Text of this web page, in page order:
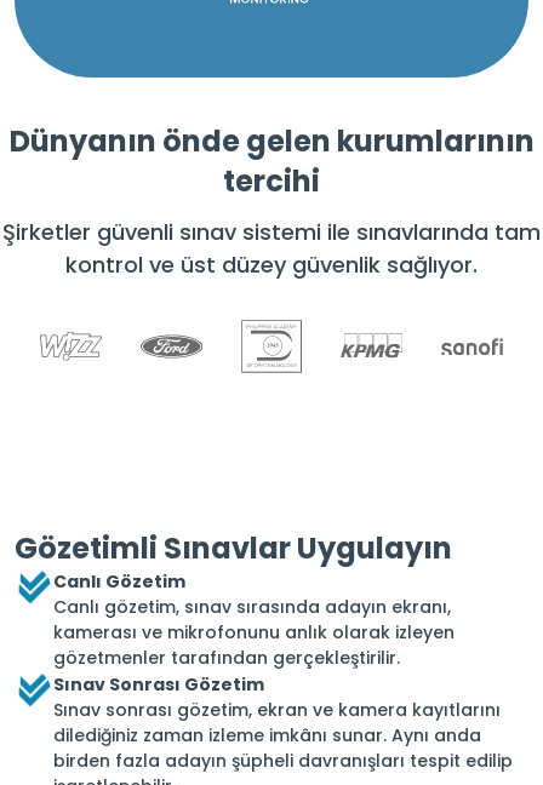
Dünyanın önde gelen kurumlarının
tercihi
Şirketler güvenli sınav sistemi ile sınavlarında tam
kontrol ve üst düzey güvenlik sağlıyor.
Gözetimli Sınavlar Uygulayın
Canlı Gözetim
Canlı gözetim, sınav sırasında adayın ekranı,
kamerası ve mikrofonunu anlık olarak izleyen
gözetmenler tarafından gerçekleştirilir.
Sınav Sonrası Gözetim
Sınav sonrası gözetim, ekran ve kamera kayıtlarını
dilediğiniz zaman izleme imkânı sunar. Aynı anda
birden fazla adayın şüpheli davranışları tespit edilip